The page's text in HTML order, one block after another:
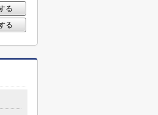
る
る